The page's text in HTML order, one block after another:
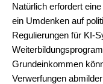
Natürlich erfordert
ein Umdenken auf
Regulierungen für KI-
Grundeinkommen
Verwerfungen